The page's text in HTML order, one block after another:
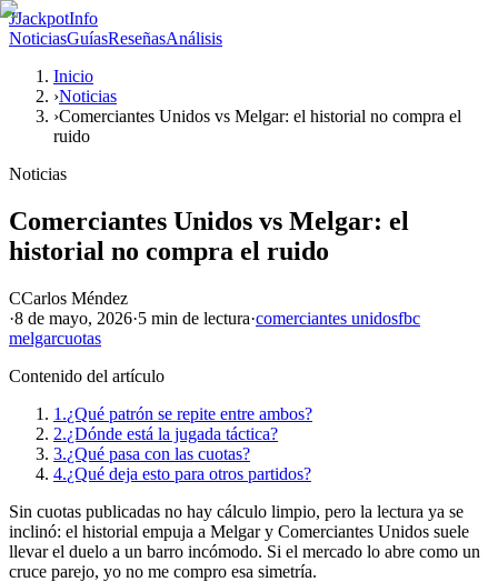
JJackpotInfo
NoticiasGuíasReseñasAnálisis
Inicio
›Noticias
›Comerciantes Unidos vs Melgar: el historial no compra el
ruido
Noticias
Comerciantes Unidos vs Melgar: el
historial no compra el ruido
CCarlos Méndez
·8 de mayo, 2026·5 min de lectura·comerciantes unidosfbc
melgarcuotas
Contenido del artículo
1.¿Qué patrón se repite entre ambos?
2.¿Dónde está la jugada táctica?
3.¿Qué pasa con las cuotas?
4.¿Qué deja esto para otros partidos?
Sin cuotas publicadas no hay cálculo limpio, pero la lectura ya se
inclinó: el historial empuja a Melgar y Comerciantes Unidos suele
llevar el duelo a un barro incómodo. Si el mercado lo abre como un
cruce parejo, yo no me compro esa simetría.